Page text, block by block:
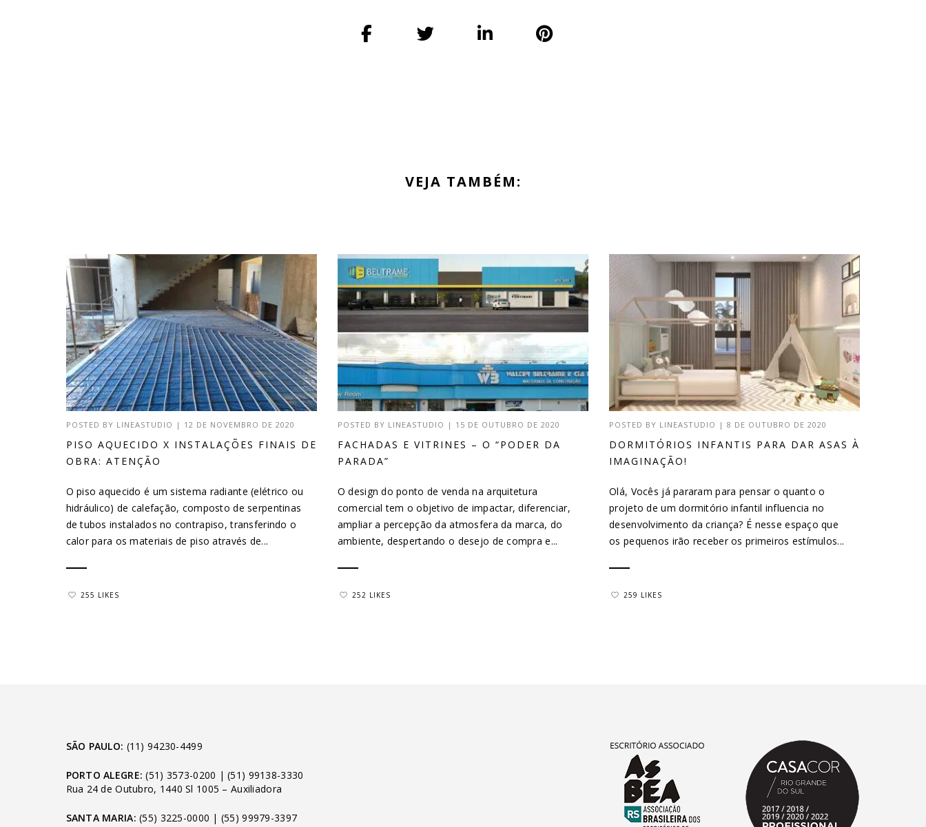
VEJA TAMBÉM:
POSTED BY LINEASTUDIO | 12 DE NOVEMBRO DE 2020
PISO AQUECIDO X INSTALAÇÕES FINAIS DE
OBRA: ATENÇÃO
O piso aquecido é um sistema radiante (elétrico ou
hidráulico) de calefação, composto de serpentinas
de tubos instalados no contrapiso, transferindo o
calor para os materiais de piso através de...
255 LIKES
POSTED BY LINEASTUDIO | 15 DE OUTUBRO DE 2020
FACHADAS E VITRINES – O “PODER DA
PARADA”
O design do ponto de venda na arquitetura
comercial tem o objetivo de impactar, diferenciar,
ampliar a percepção da atmosfera da marca, do
ambiente, despertando o desejo de compra e...
252 LIKES
POSTED BY LINEASTUDIO |8 DE OUTUBRO DE 2020
DORMITÓRIOS INFANTIS PARA DAR ASAS À
IMAGINAÇÃO!
Olá, Vocês já pararam para pensar o quanto o
projeto de um dormitório infantil influencia no
desenvolvimento da criança? É nesse espaço que
os pequenos irão receber os primeiros estímulos...
259 LIKES
SÃO PAULO: (11) 94230-4499
PORTO ALEGRE: (51) 3573-0200 |(51) 99138-3330
Rua 24 de Outubro, 1440 Sl 1005 – Auxiliadora
SANTA MARIA: (55) 3225-0000 | (55) 99979-3397